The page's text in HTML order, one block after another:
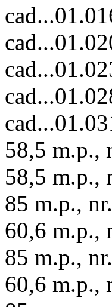
58,5 m.p.,
58,5 m.p.,
85 m.p.,
60,6 m.p.,
85 m.p.,
60,6 m.p.,